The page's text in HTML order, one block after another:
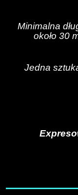
Minimalna
około 30
Jedna